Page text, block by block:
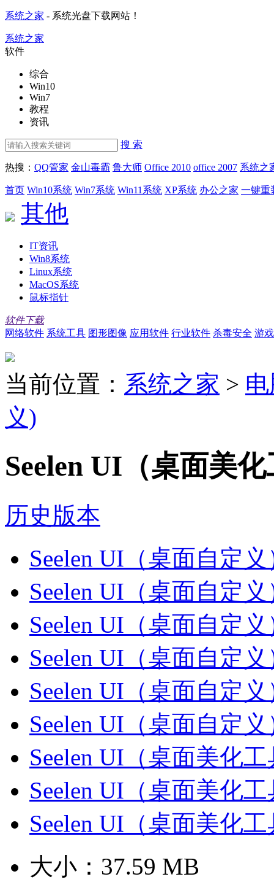
系统之家 - 系统光盘下载网站！
系统之家
软件
综合
Win10
Win7
教程
资讯
搜 索
热搜： QQ管家 金山毒霸 鲁大师 Office 2010 office 2007 系统之
首页 Win10系统 Win7系统 Win11系统 XP系统 办公之家 一键重
其他
IT资讯
Win8系统
Linux系统
MacOS系统
鼠标指针
软件下载
网络软件 系统工具 图形图像 应用软件 行业软件 杀毒安全 游
当前位置： 系统之家 >
义)
Seelen UI（桌面美
历史版本
Seelen UI（桌面自定
Seelen UI（桌面自定
Seelen UI（桌面自定
Seelen UI（桌面自定
Seelen UI（桌面自定
Seelen UI（桌面自定
Seelen UI（桌面美化
Seelen UI（桌面美化
Seelen UI（桌面美化
大小： 37.59 MB